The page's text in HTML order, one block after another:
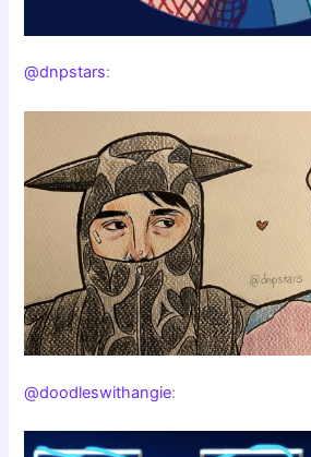
@dnpstars:
@doodleswithangie: